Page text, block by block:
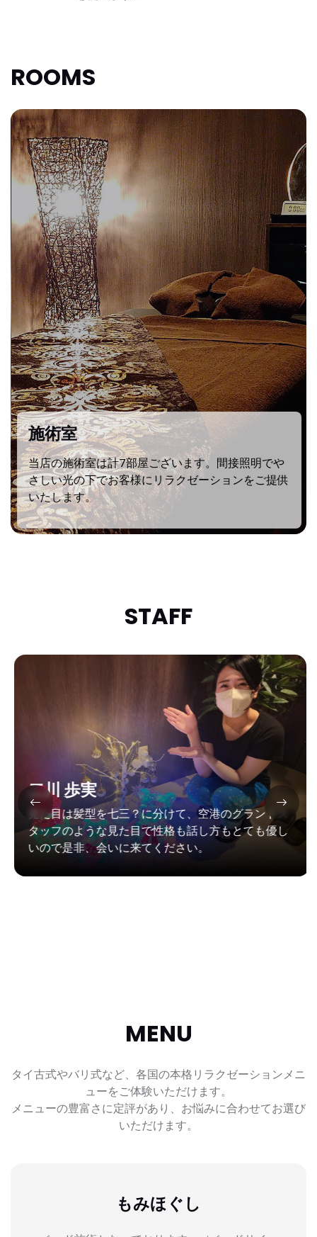
ROOMS
施術室
当店の施術室は計7部屋ございます。間接照明でや
さしい光の下でお客様にリラクゼーションをご提供
いたします。
STAFF
二川 歩実
見た目は髪型を七三？に分けて、空港のグランドス
タッフのような見た目で性格も話し方もとても優し
いので是非、会いに来てください。
MENU
タイ古式やバリ式など、各国の本格リラクゼーションメニ
ューをご体験いただけます。
メニューの豊富さに定評があり、お悩みに合わせてお選び
いただけます。
もみほぐし